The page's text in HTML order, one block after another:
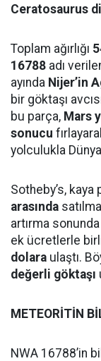
Ceratosaurus
Toplam ağırlığı
16788 adı
ayında Nijer’in
bir göktaşı
bu parça, Mars
sonucu
yolculukla
Sotheby’s, kaya
arasında
artırma
ek ücretlerle
dolara ulaştı.
değerli göktaşı
METEORİTİN
NWA 16788’in